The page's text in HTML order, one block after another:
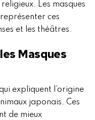
Les masques
ces
et les théâtres.
Masques
expliquent l’origine
japonais. Ces
de mieux